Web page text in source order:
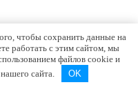
чтобы сохранить данные на
работать с этим сайтом, мы
файлов cookie и
нашего сайта. OK